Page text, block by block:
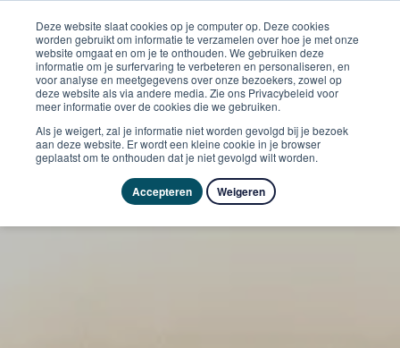
Deze website slaat cookies op je computer op. Deze cookies
worden gebruikt om informatie te verzamelen over hoe je met onze
website omgaat en om je te onthouden. We gebruiken deze
informatie om je surfervaring te verbeteren en personaliseren, en
voor analyse en meetgegevens over onze bezoekers, zowel op
deze website als via andere media. Zie ons Privacybeleid voor
meer informatie over de cookies die we gebruiken.
Als je weigert, zal je informatie niet worden gevolgd bij je bezoek
aan deze website. Er wordt een kleine cookie in je browser
geplaatst om te onthouden dat je niet gevolgd wilt worden.
Accepteren Weigeren